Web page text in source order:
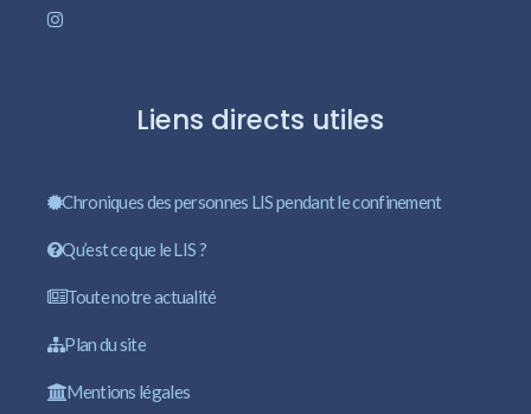
Liens directs utiles
Chroniques des personnes LIS pendant le confinement
Qu’est ce que le LIS ?
Toute notre actualité
Plan du site
Mentions légales